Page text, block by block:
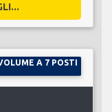
A 7 POSTI